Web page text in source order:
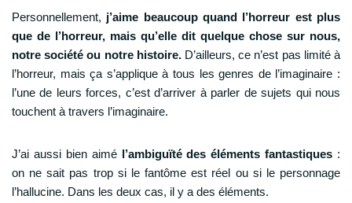
Personnellement, j’aime beaucoup quand l’horreur est plus
que de l’horreur, mais qu’elle dit quelque chose sur nous,
notre société ou notre histoire.D’ailleurs, ce n’est pas limité à
l’horreur, mais ça s’applique à tous les genres de l’imaginaire :
l’une de leurs forces, c’est d’arriver à parler de sujets qui nous
touchent à travers l’imaginaire.
J’ai aussi bien aimé l’ambiguïté des éléments fantastiques :
on ne sait pas trop si le fantôme est réel ou si le personnage
l’hallucine. Dans les deux cas, il y a des éléments.